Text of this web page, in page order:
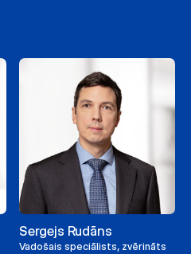
Sergejs Rudāns
Vadošais speciālists, zvērināts